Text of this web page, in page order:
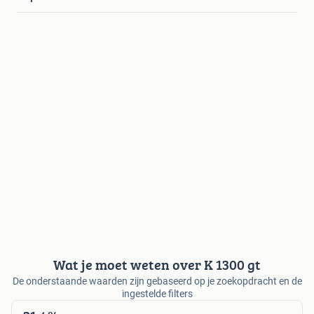
Wat je moet weten over K 1300 gt
De onderstaande waarden zijn gebaseerd op je zoekopdracht en de
ingestelde filters